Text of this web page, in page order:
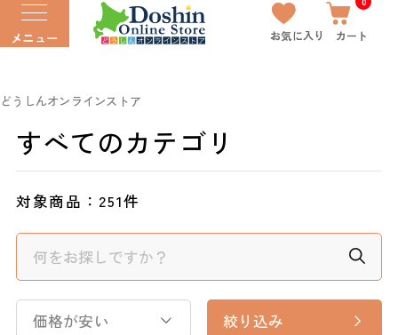
メニュー お気に入り カート
どうしんオンラインストア
すべてのカテゴリ
対象商品： 251件
価格が安い 絞り込み